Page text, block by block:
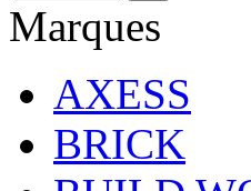
Marques
AXESS
BRICK